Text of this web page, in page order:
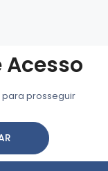
para prosseguir